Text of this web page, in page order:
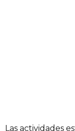
Las actividades